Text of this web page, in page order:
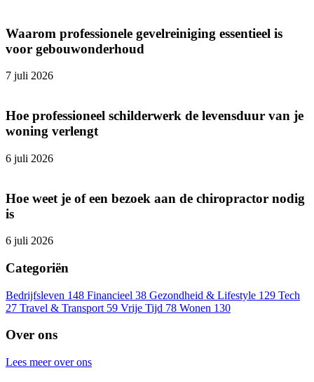
Waarom professionele gevelreiniging essentieel is
voor gebouwonderhoud
7 juli 2026
Hoe professioneel schilderwerk de levensduur van je
woning verlengt
6 juli 2026
Hoe weet je of een bezoek aan de chiropractor nodig
is
6 juli 2026
Categoriën
Bedrijfsleven 148 Financieel 38 Gezondheid & Lifestyle 129 Tech
27 Travel & Transport 59 Vrije Tijd 78 Wonen 130
Over ons
Lees meer over ons